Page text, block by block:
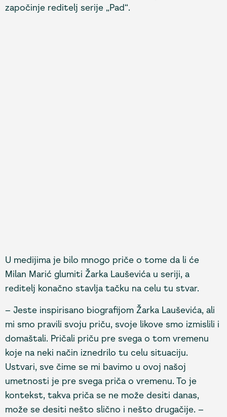
započinje reditelj serije „Pad“.
U medijima je bilo mnogo priče o tome da li će
Milan Marić glumiti Žarka Lauševića u seriji, a
reditelj konačno stavlja tačku na celu tu stvar.
– Jeste inspirisano biografijom Žarka Lauševića, ali
mi smo pravili svoju priču, svoje likove smo izmislili i
domaštali. Pričali priču pre svega o tom vremenu
koje na neki način iznedrilo tu celu situaciju.
Ustvari, sve čime se mi bavimo u ovoj našoj
umetnosti je pre svega priča o vremenu. To je
kontekst, takva priča se ne može desiti danas,
može se desiti nešto slično i nešto drugačije. –